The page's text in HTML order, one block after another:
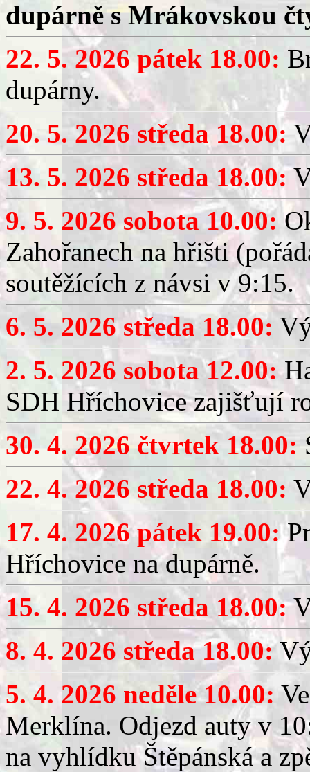
dupárně s Mrákovskou
22. 5. 2026 pátek 18.00:
dupárny.
20. 5. 2026 středa 18.00:
13. 5. 2026 středa 18.00:
9. 5. 2026 sobota 10.00:
Zahořanech na hřišti
soutěžících z návsi v 9:15.
6. 5. 2026 středa 18.00:
2. 5. 2026 sobota 12.00:
SDH Hříchovice zajišťují
30. 4. 2026 čtvrtek 18.00:
22. 4. 2026 středa 18.00:
17. 4. 2026 pátek 19.00:
Hříchovice na dupárně.
15. 4. 2026 středa 18.00:
8. 4. 2026 středa 18.00:
5. 4. 2026 neděle 10.00:
Merklína. Odjezd auty v
na vyhlídku Štěpánská a